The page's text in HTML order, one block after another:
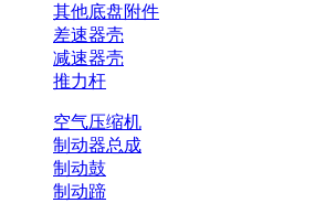
其他底盘附件
差速器壳
减速器壳
推力杆
空气压缩机
制动器总成
制动鼓
制动蹄